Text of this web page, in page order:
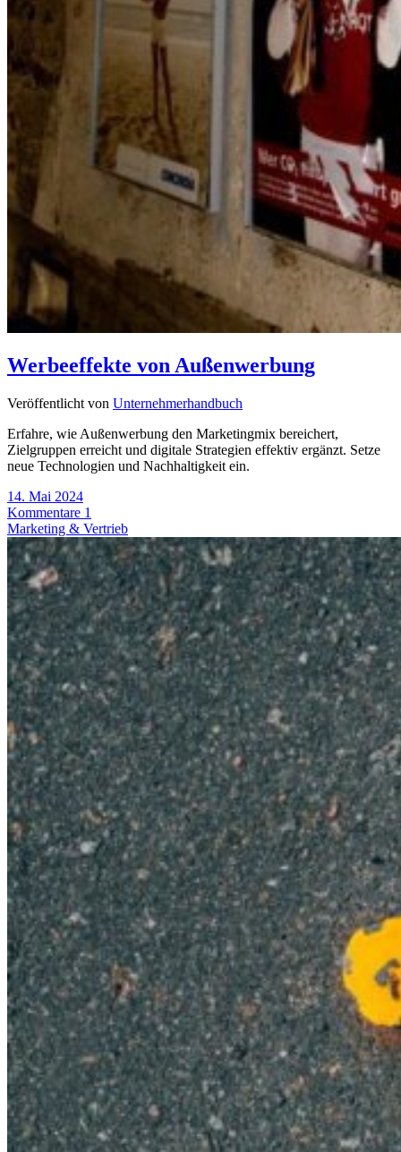
Werbeeffekte von Außenwerbung
Veröffentlicht von Unternehmerhandbuch
Erfahre, wie Außenwerbung den Marketingmix bereichert,
Zielgruppen erreicht und digitale Strategien effektiv ergänzt. Setze
neue Technologien und Nachhaltigkeit ein.
14. Mai 2024
Kommentare 1
Marketing & Vertrieb